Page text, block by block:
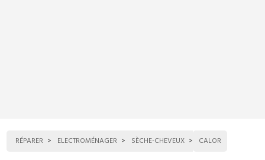
RÉPARER ELECTROMÉNAGER SÈCHE-CHEVEUX CALOR